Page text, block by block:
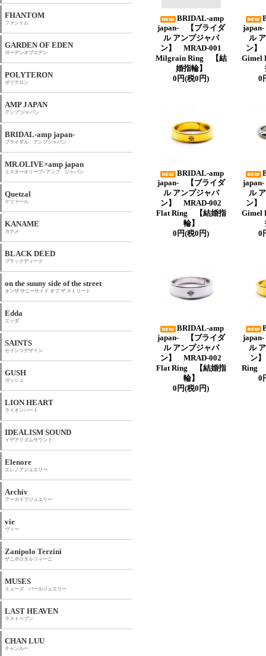
BRIDAL-amp
japan- 【ブライダ
ル アンプジャパ
ン】 MRAD-001
Milgrain Ring 【結
婚指輪】
0円(税0円)
ル
ン】
Gimel
0
BRIDAL-amp
japan- 【ブライダ
ル アンプジャパ
ン】 MRAD-002
Flat Ring 【結婚指
輪】
0円(税0円)
ル
ン】
Gimel
0
BRIDAL-amp
japan- 【ブライダ
ル アンプジャパ
ン】 MRAD-002
Flat Ring 【結婚指
輪】
0円(税0円)
ル
ン
Ring
0
FHANTOM
ファントム
GARDEN OF EDEN
ガーデンオブエデン
POLYTERON
ポリテロン
AMP JAPAN
アンプ ジャパン
BRIDAL-amp japan-
ブライダル アンプジャパン
MR.OLIVE×amp japan
ミスターオリーブ×アンプ ジャパン
Quetzal
ケツァール
KANAME
カナメ
BLACK DEED
ブラックディード
on the suuny side of the street
オンザ サニーサイド オブ ザ ストリート
Edda
エッダ
SAINTS
セインツデザイン
GUSH
ガッシュ
LION HEART
ライオンハート
IDEALISM SOUND
イデアリズムサウンド
Elenore
エレノアジュエリー
Archiv
アーカイブジュエリー
vie
ヴィー
Zanipolo Terzini
ザニポロタルツィーニ
MUSES
ミューズ パールジュエリー
LAST HEAVEN
ラストヘブン
CHAN LUU
チャンルー